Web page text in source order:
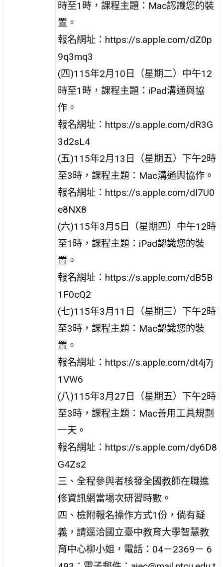
時至1時，課程主題：Mac認識您的裝
置。
報名網址：https://s.apple.com/dZ0p
9q3mq3
(四)115年2月10日（星期二）中午12
時至1時，課程主題：iPad溝通與協
作。
報名網址：https://s.apple.com/dR3G
3d2sL4
(五)115年2月13日（星期五）下午2時
至3時，課程主題：Mac溝通與協作。
報名網址：https://s.apple.com/dI7U0
e8NX8
(六)115年3月5日（星期四）中午12時
至1時，課程主題：iPad認識您的裝
置。
報名網址：https://s.apple.com/dB5B
1F0cQ2
(七)115年3月11日（星期三）下午2時
至3時，課程主題：Mac認識您的裝
置。
報名網址：https://s.apple.com/dt4j7j
1VW6
(八)115年3月27日（星期五）下午2時
至3時，課程主題：Mac善用工具規劃
一天。
報名網址：https://s.apple.com/dy6D8
G4Zs2
三、全程參與者核發全國教師在職進
修資訊網當場次研習時數。
四、檢附報名操作方式1份，倘有疑
義，請逕洽國立臺中教育大學智慧教
育中心柳小姐，電話：04－2369－ 6